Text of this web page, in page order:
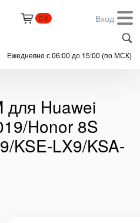
0 ₽ Вход
+7 (999) 305-61-91
Ежедневно с 06:00 до 15:00 (по МСК)
для Huawei
Honor 8S
KSE-LX9/KSA-